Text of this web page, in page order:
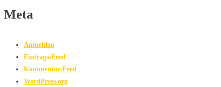
Meta
Anmelden
Eintrags-Feed
Kommentar-Feed
WordPress.org